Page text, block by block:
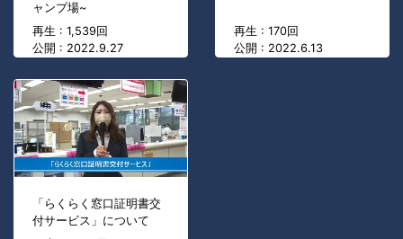
ャンプ場~
再生 : 1,539回
公開 : 2022.9.27
再生 : 170回
公開 : 2022.6.13
「らくらく窓口証明書交
付サービス」について